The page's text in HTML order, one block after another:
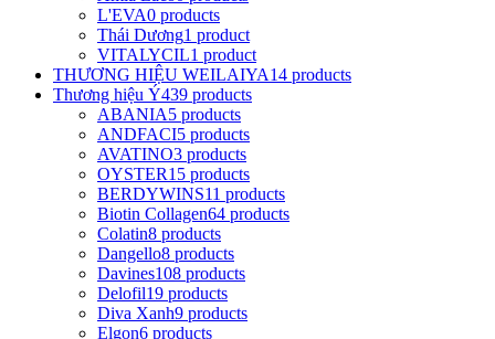
L'EVA0 products
Thái Dương1 product
VITALYCIL1 product
THƯƠNG HIỆU WEILAIYA14 products
Thương hiệu Ý439 products
ABANIA5 products
ANDFACI5 products
AVATINO3 products
OYSTER15 products
BERDYWINS11 products
Biotin Collagen64 products
Colatin8 products
Dangello8 products
Davines108 products
Delofil19 products
Diva Xanh9 products
Elgon6 products